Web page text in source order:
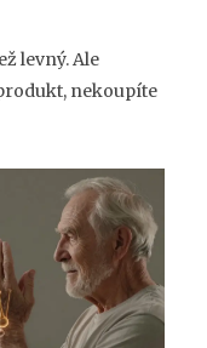
levný. Ale
nekoupíte